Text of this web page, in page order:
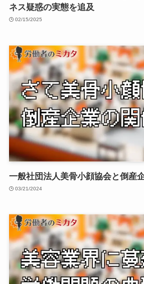
ネス疑惑の実態を追及
02/15/2025
一般社団法人美骨小顔協会と倒産
03/21/2024